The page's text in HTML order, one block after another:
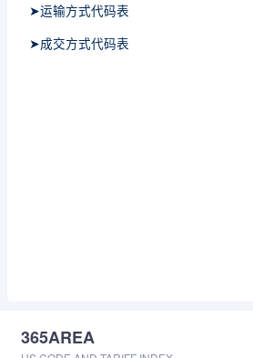
➤运输方式代码表
➤成交方式代码表
365AREA